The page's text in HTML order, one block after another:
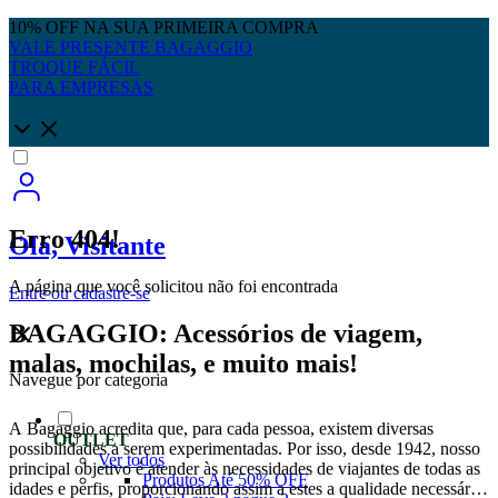
10% OFF NA SUA PRIMEIRA COMPRA
VALE PRESENTE BAGAGGIO
TROQUE FÁCIL
PARA EMPRESAS
Olá, Visitante
Entreou cadastre-se
Navegue por categoria
OUTLET
Ver todos
Produtos Até 50% OFF
Erro 404!
A página que você solicitou não foi encontrada
BAGAGGIO: Acessórios de viagem,
malas, mochilas, e muito mais!
A Bagaggio acredita que, para cada pessoa, existem diversas
possibilidades a serem experimentadas. Por isso, desde 1942, nosso
principal objetivo é atender às necessidades de viajantes de todas as
idades e perfis, proporcionando assim a estes a qualidade necessária